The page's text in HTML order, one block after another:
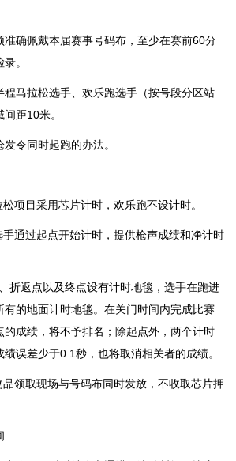
准确佩戴本届赛事号码布，至少在赛前60分
。
程马拉松选手、欢乐跑选手（按号段分区站
距10米。
发令同时起跑的办法。
项目采用芯片计时，欢乐跑不设计时。
通过起点开始计时，提供枪声成绩和净计时
折返点以及终点设有计时地毯，选手在跑进
有的地面计时地毯。在关门时间内完成比赛
的成绩，将不予排名；除起点外，两个计时
误差少于0.1秒，也将取消相关者的成绩。
领取现场与号码布同时发放，不收取芯片押